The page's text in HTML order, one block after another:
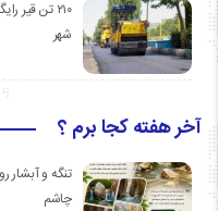
۲۱۰ تن قیر
شهر
آخر هفته کجا برم ؟
تنگه و
چاشم